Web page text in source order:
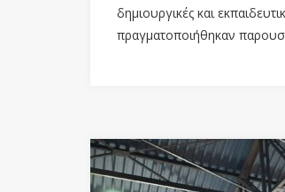
δημιουργικές και
πραγματοποιήθηκαν